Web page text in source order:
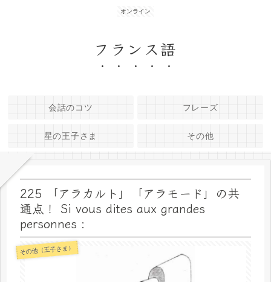
オンライン
フランス語
会話のコツ フレーズ
星の王子さま その他
225 「アラカルト」「アラモード」の共
通点！ Si vous dites aux grandes
personnes :
その他（王子さま）